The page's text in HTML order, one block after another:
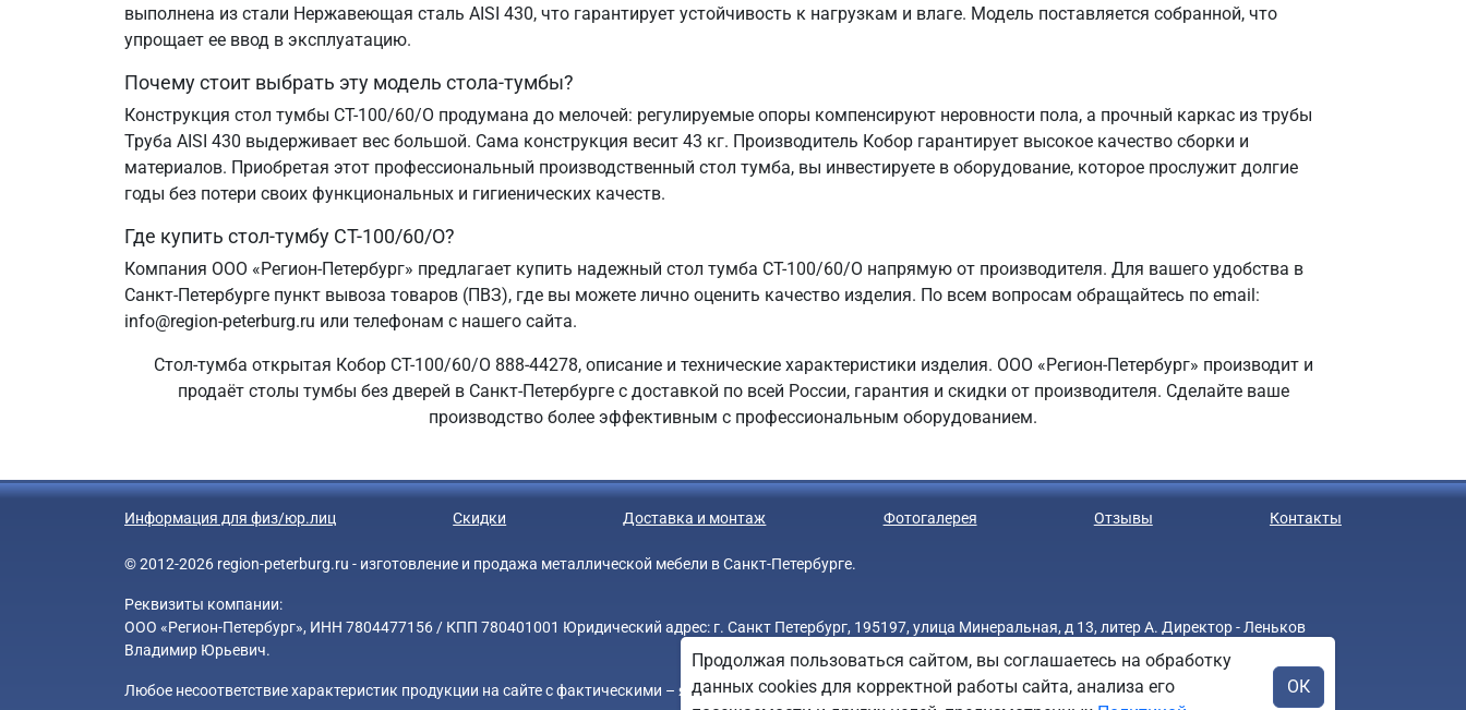
выполнена из стали Нержавеющая сталь AISI 430, что гарантирует устойчивость к нагрузкам и влаге. Модель поставляется собранной, что
упрощает ее ввод в эксплуатацию.
Почему стоит выбрать эту модель стола-тумбы?
Конструкция стол тумбы СТ-100/60/О продумана до мелочей: регулируемые опоры компенсируют неровности пола, а прочный каркас из трубы
Труба AISI 430 выдерживает вес большой. Сама конструкция весит 43 кг. Производитель Кобор гарантирует высокое качество сборки и
материалов. Приобретая этот профессиональный производственный стол тумба, вы инвестируете в оборудование, которое прослужит долгие
годы без потери своих функциональных и гигиенических качеств.
Где купить стол-тумбу СТ-100/60/О?
Компания ООО «Регион-Петербург» предлагает купить надежный стол тумба СТ-100/60/О напрямую от производителя. Для вашего удобства в
Санкт-Петербурге пункт вывоза товаров (ПВЗ), где вы можете лично оценить качество изделия. По всем вопросам обращайтесь по email:
info@region-peterburg.ru или телефонам с нашего сайта.
Стол-тумба открытая Кобор СТ-100/60/О 888-44278, описание и технические характеристики изделия. ООО «Регион-Петербург» производит и
продаёт столы тумбы без дверей в Санкт-Петербурге с доставкой по всей России, гарантия и скидки от производителя. Сделайте ваше
производство более эффективным с профессиональным оборудованием.
Информация для физ/юр.лиц Скидки Доставка и монтаж Фотогалерея Отзывы Контакты
© 2012-2026 region-peterburg.ru - изготовление и продажа металлической мебели в Санкт-Петербурге.
Реквизиты компании:
ООО «Регион-Петербург», ИНН 7804477156 / КПП 780401001 Юридический адрес: г. Санкт Петербург, 195197, улица Минеральная, д 13, литер А. Директор - Леньков
Владимир Юрьевич.
Любое несоответствие характеристик продукции на сайте с фактическими – является опечаткой.
Продолжая пользоваться сайтом, вы соглашаетесь на обработку
данных cookies для корректной работы сайта, анализа его
ОК